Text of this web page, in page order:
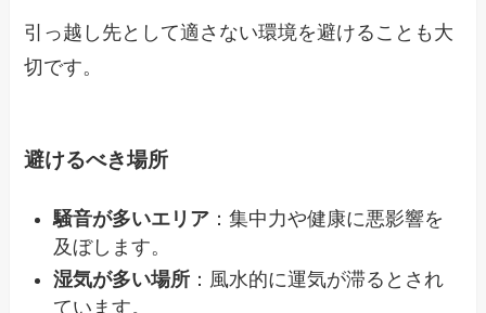
引っ越し先として適さない環境を避けることも大
切です。
避けるべき場所
騒音が多いエリア ：集中力や健康に悪影響を
及ぼします。
湿気が多い場所 ：風水的に運気が滞るとされ
ています。